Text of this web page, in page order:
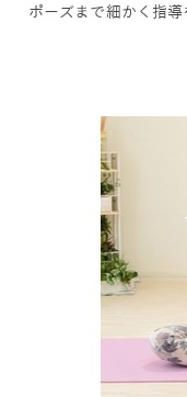
ポーズまで細かく指